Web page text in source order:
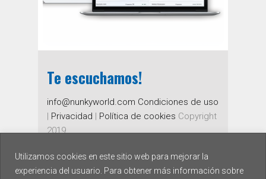
Utilizamos cookies en este sitio web para mejorar la
experiencia del usuario. Para obtener más información sobre
Saber más
Te escuchamos!
info@nunkyworld.com Condiciones de uso
| Privacidad | Política de cookies Copyright
2019